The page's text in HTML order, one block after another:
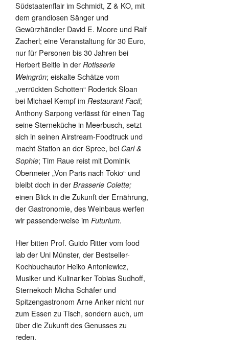
Südstaatenflair im Schmidt, Z & KO, mit
dem grandiosen Sänger und
Gewürzhändler David E. Moore und Ralf
Zacherl; eine Veranstaltung für 30 Euro,
nur für Personen bis 30 Jahren bei
Herbert Beltle in der Rotisserie
Weingrün; eiskalte Schätze vom
„verrückten Schotten“ Roderick Sloan
bei Michael Kempf im Restaurant Facil;
Anthony Sarpong verlässt für einen Tag
seine Sterneküche in Meerbusch, setzt
sich in seinen Airstream-Foodtruck und
macht Station an der Spree, bei Carl &
Sophie; Tim Raue reist mit Dominik
Obermeier „Von Paris nach Tokio“ und
bleibt doch in der Brasserie Colette;
einen Blick in die Zukunft der Ernährung,
der Gastronomie, des Weinbaus werfen
wir passenderweise im Futurium.
Hier bitten Prof. Guido Ritter vom food
lab der Uni Münster, der Bestseller-
Kochbuchautor Heiko Antoniewicz,
Musiker und Kulinariker Tobias Sudhoff,
Sternekoch Micha Schäfer und
Spitzengastronom Arne Anker nicht nur
zum Essen zu Tisch, sondern auch, um
über die Zukunft des Genusses zu
reden.